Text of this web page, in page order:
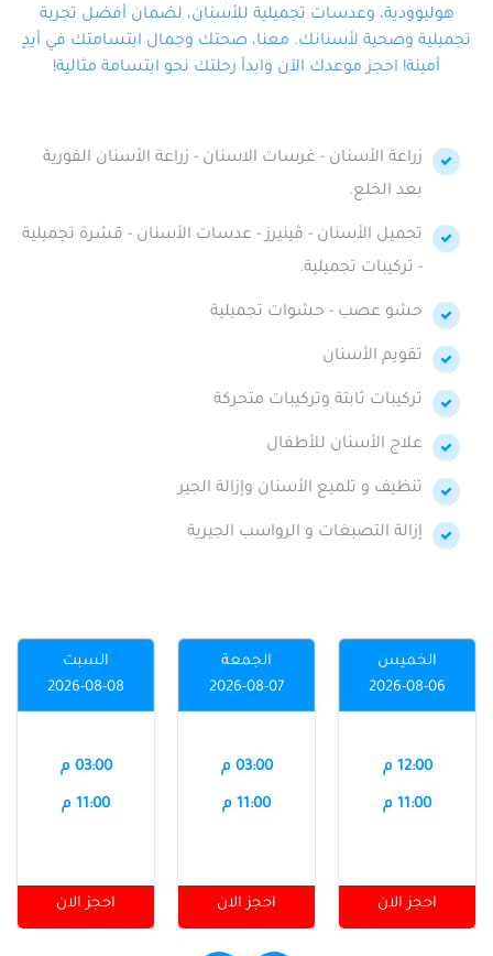
هوليوودية، وعدسات تجميلية للأسنان، لضمان أفضل تجربة
تجميلية وصحية لأسنانك. معنا، صحتك وجمال ابتسامتك في أيدٍ
أمينة! احجز موعدك الآن وابدأ رحلتك نحو ابتسامة مثالية!
زراعة الأسنان - غرسات الاسنان - زراعة الأسنان الفورية
بعد الخلع.
تجميل الأسنان - ڤينيرز - عدسات الأسنان - قشرة تجميلية
- تركيبات تجميلية.
حشو عصب - حشوات تجميلية
تقويم الأسنان
تركيبات ثابتة وتركيبات متحركة
علاج الأسنان للأطفال
تنظيف و تلميع الأسنان وإزالة الجير
إزالة التصبغات و الرواسب الجيرية
الخميس
2026-08-06
12:00 م
11:00 م
احجز الان
الجمعة
2026-08-07
03:00 م
11:00 م
احجز الان
السبت
2026-08-08
03:00 م
11:00 م
احجز الان